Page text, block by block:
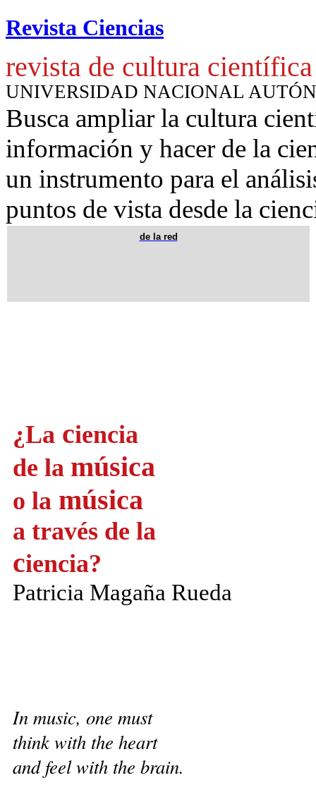
Revista Ciencias
revista de cultura científica
UNIVERSIDAD NACIONAL
Busca ampliar la cultura
información y hacer de la
un instrumento para el
puntos de vista desde la
de la red
¿La ciencia
de la música
o la música
a través de la
ciencia?
Patricia Magaña Rueda
In music, one must
think with the heart
and feel with the brain.